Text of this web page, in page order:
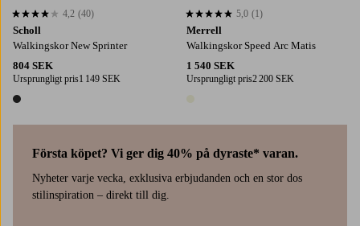
Scholl
Walkingskor New Sprinter
804 SEK
Ursprungligt pris1 149 SEK
1 färg
4,2 baserat på 40 st betyg
4,2 (40)
Första köpet? Vi ger dig 40% på dyraste* varan.
Nyheter varje vecka, exklusiva erbjudanden och en stor dos
stilinspiration – direkt till dig.
Merrell
Walkingskor Speed Arc Matis
1 540 SEK
Ursprungligt pris2 200 SEK
1 färg
5,0 baserat på 1 st betyg
5,0 (1)